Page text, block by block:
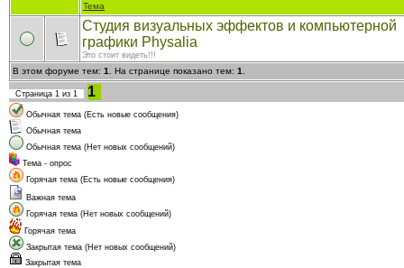
Тема
Студия визуальных эффектов и компьютерной
графики Physalia
Это стоит видеть!!!
В этом форуме тем: 1 . На странице показано тем: 1
Страница 1 из 1 1
Обычная тема (Есть новые сообщения)
Обычная тема
Обычная тема (Нет новых сообщений)
Тема - опрос
Горячая тема (Есть новые сообщения)
Важная тема
Горячая тема (Нет новых сообщений)
Горячая тема
Закрытая тема (Нет новых сообщений)
Закрытая тема